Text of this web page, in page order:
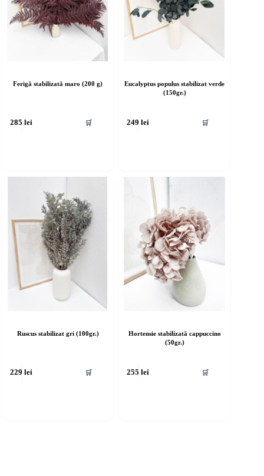
Ferigă stabilizată maro (200 g)
285lei 🛒
Eucalyptus populus stabilizat verde
(150gr.)
249lei 🛒
Ruscus stabilizat gri (100gr.)
229lei 🛒
Hortensie stabilizată cappuccino
(50gr.)
255lei 🛒